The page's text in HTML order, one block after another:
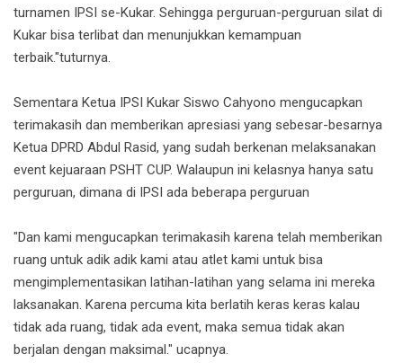
turnamen IPSI se-Kukar. Sehingga perguruan-perguruan silat di
Kukar bisa terlibat dan menunjukkan kemampuan
terbaik."tuturnya.
Sementara Ketua IPSI Kukar Siswo Cahyono mengucapkan
terimakasih dan memberikan apresiasi yang sebesar-besarnya
Ketua DPRD Abdul Rasid, yang sudah berkenan melaksanakan
event kejuaraan PSHT CUP. Walaupun ini kelasnya hanya satu
perguruan, dimana di IPSI ada beberapa perguruan
"Dan kami mengucapkan terimakasih karena telah memberikan
ruang untuk adik adik kami atau atlet kami untuk bisa
mengimplementasikan latihan-latihan yang selama ini mereka
laksanakan. Karena percuma kita berlatih keras keras kalau
tidak ada ruang, tidak ada event, maka semua tidak akan
berjalan dengan maksimal." ucapnya.